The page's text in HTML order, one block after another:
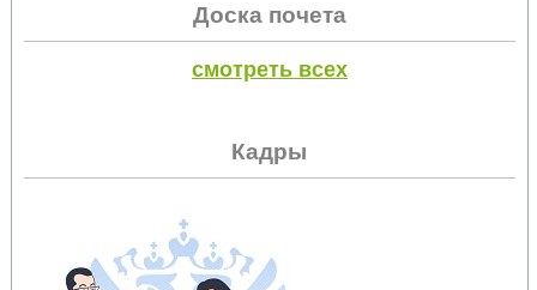
Доска почета
смотреть всех
Кадры